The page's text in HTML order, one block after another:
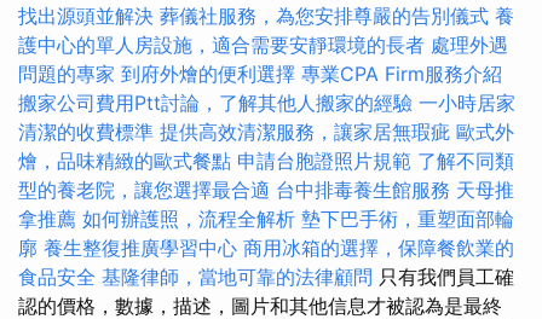
找出源頭並解決 葬儀社服務，為您安排尊嚴的告別儀式 養
護中心的單人房設施，適合需要安靜環境的長者 處理外遇
問題的專家 到府外燴的便利選擇 專業CPA Firm服務介紹
搬家公司費用Ptt討論，了解其他人搬家的經驗 一小時居家
清潔的收費標準 提供高效清潔服務，讓家居無瑕疵 歐式外
燴，品味精緻的歐式餐點 申請台胞證照片規範 了解不同類
型的養老院，讓您選擇最合適 台中排毒養生館服務 天母推
拿推薦 如何辦護照，流程全解析 墊下巴手術，重塑面部輪
廓 養生整復推廣學習中心 商用冰箱的選擇，保障餐飲業的
食品安全 基隆律師，當地可靠的法律顧問 只有我們員工確
認的價格，數據，描述，圖片和其他信息才被認為是最終